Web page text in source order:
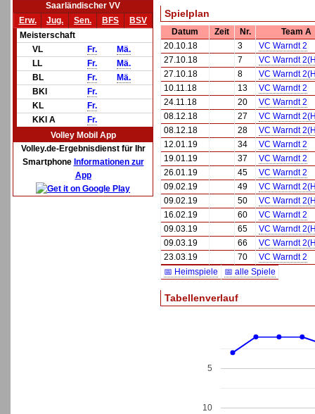
Saarländischer VV
Erw.
Jug. Sen. BFS
BSV
Meisterschaft
VL
Fr.
Mä.
LL
Fr.
Mä.
BL
Fr.
Mä.
BKl
Fr.
KL
Fr.
KKl A
Fr.
Volley Mobil App
Volley.de-Ergebnisdienst für Ihr
Smartphone Informationen zur
App
Spielplan
Datum Zeit Nr.
Team A
20.10.18
3
VC Warndt 2
27.10.18
7
VC Warndt
27.10.18
8
VC Warndt
10.11.18
13
VC Warndt 2
24.11.18
20
VC Warndt 2
08.12.18
27
VC Warndt
08.12.18
28
VC Warndt
12.01.19
34
VC Warndt 2
19.01.19
37
VC Warndt 2
26.01.19
45
VC Warndt 2
09.02.19
49
VC Warndt
09.02.19
50
VC Warndt
16.02.19
60
VC Warndt 2
09.03.19
65
VC Warndt
09.03.19
66
VC Warndt
23.03.19
70
VC Warndt 2
📅 Heimspiele
📅 alle Spiele
Tabellenverlauf
5
10